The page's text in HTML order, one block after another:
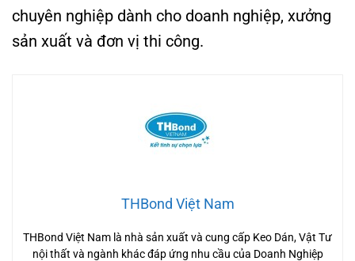
chuyên nghiệp dành cho doanh nghiệp, xưởng
sản xuất và đơn vị thi công.
THBond Việt Nam
THBond Việt Nam là nhà sản xuất và cung cấp Keo Dán, Vật Tư
nội thất và ngành khác đáp ứng nhu cầu của Doanh Nghiệp